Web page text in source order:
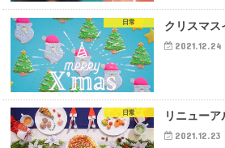
日常 クリスマス
2021.12.24
日常 リニューア
2021.12.23